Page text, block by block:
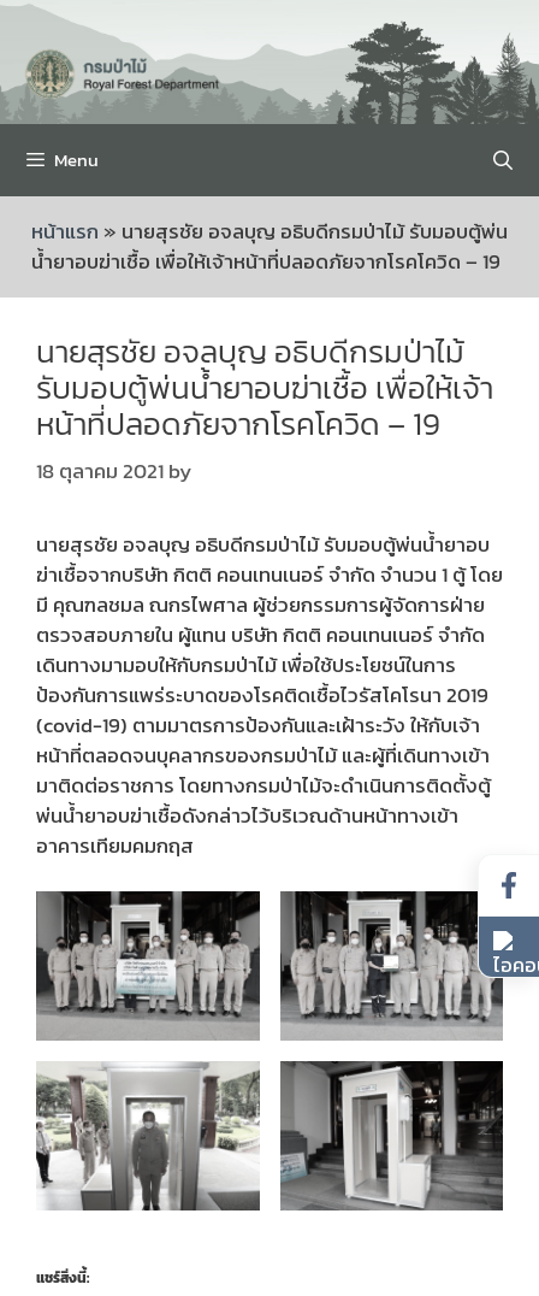
Menu
หน้าแรก » นายสุรชัย อจลบุญ อธิบดีกรมป่าไม้ รับมอบตู้พ่น
น้ำยาอบฆ่าเชื้อ เพื่อให้เจ้าหน้าที่ปลอดภัยจากโรคโควิด – 19
นายสุรชัย อจลบุญ อธิบดีกรมป่าไม้
รับมอบตู้พ่นน้ำยาอบฆ่าเชื้อ เพื่อให้เจ้า
หน้าที่ปลอดภัยจากโรคโควิด – 19
18 ตุลาคม 2021by
นายสุรชัย อจลบุญ อธิบดีกรมป่าไม้ รับมอบตู้พ่นน้ำยาอบ
ฆ่าเชื้อจากบริษัท กิตติ คอนเทนเนอร์ จำกัด จำนวน 1 ตู้ โดย
มี คุณฑลชมล ณกรไพศาล ผู้ช่วยกรรมการผู้จัดการฝ่าย
ตรวจสอบภายใน ผู้แทน บริษัท กิตติ คอนเทนเนอร์ จำกัด
เดินทางมามอบให้กับกรมป่าไม้ เพื่อใช้ประโยชน์ในการ
ป้องกันการแพร่ระบาดของโรคติดเชื้อไวรัสโคโรนา 2019
(covid-19) ตามมาตรการป้องกันและเฝ้าระวัง ให้กับเจ้า
หน้าที่ตลอดจนบุคลากรของกรมป่าไม้ และผู้ที่เดินทางเข้า
มาติดต่อราชการ โดยทางกรมป่าไม้จะดำเนินการติดตั้งตู้
พ่นน้ำยาอบฆ่าเชื้อดังกล่าวไว้บริเวณด้านหน้าทางเข้า
อาคารเทียมคมกฤส
แชร์สิ่งนี้: